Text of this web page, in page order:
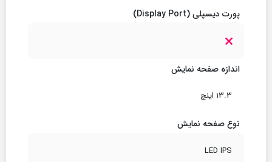
پورت دیسپلی (Display Port)
اندازه صفحه نمایش
13.3 اینچ
نوع صفحه نمایش
LED IPS